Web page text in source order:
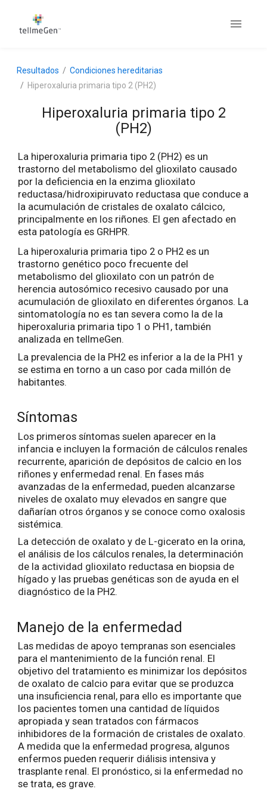
Resultados
Condiciones hereditarias
Hiperoxaluria primaria tipo 2 (PH2)
Hiperoxaluria primaria tipo 2
(PH2)
La hiperoxaluria primaria tipo 2 (PH2) es un
trastorno del metabolismo del glioxilato causado
por la deficiencia en la enzima glioxilato
reductasa/hidroxipiruvato reductasa que conduce a
la acumulación de cristales de oxalato cálcico,
principalmente en los riñones. El gen afectado en
esta patología es GRHPR.
La hiperoxaluria primaria tipo 2 o PH2 es un
trastorno genético poco frecuente del
metabolismo del glioxilato con un patrón de
herencia autosómico recesivo causado por una
acumulación de glioxilato en diferentes órganos. La
sintomatología no es tan severa como la de la
hiperoxaluria primaria tipo 1 o PH1, también
analizada en tellmeGen.
La prevalencia de la PH2 es inferior a la de la PH1 y
se estima en torno a un caso por cada millón de
habitantes.
Síntomas
Los primeros síntomas suelen aparecer en la
infancia e incluyen la formación de cálculos renales
recurrente, aparición de depósitos de calcio en los
riñones y enfermedad renal. En fases más
avanzadas de la enfermedad, pueden alcanzarse
niveles de oxalato muy elevados en sangre que
dañarían otros órganos y se conoce como oxalosis
sistémica.
La detección de oxalato y de L-gicerato en la orina,
el análisis de los cálculos renales, la determinación
de la actividad glioxilato reductasa en biopsia de
hígado y las pruebas genéticas son de ayuda en el
diagnóstico de la PH2.
Manejo de la enfermedad
Las medidas de apoyo tempranas son esenciales
para el mantenimiento de la función renal. El
objetivo del tratamiento es minimizar los depósitos
de oxalato de calcio para evitar que se produzca
una insuficiencia renal, para ello es importante que
los pacientes tomen una cantidad de líquidos
apropiada y sean tratados con fármacos
inhibidores de la formación de cristales de oxalato.
A medida que la enfermedad progresa, algunos
enfermos pueden requerir diálisis intensiva y
trasplante renal. El pronóstico, si la enfermedad no
se trata, es grave.